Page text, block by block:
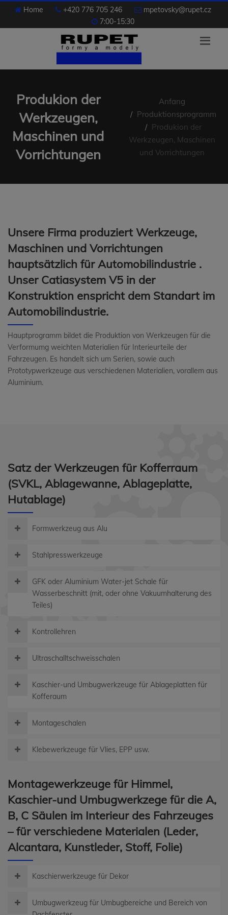
Home +420 776 705 246
mpetovsky@rupet.cz
7:00-15:30
Produkion der
Werkzeugen,
Maschinen und
Vorrichtungen
Anfang
Produktionsprogramm
Produkion der
Werkzeugen, Maschinen
und Vorrichtungen
Unsere Firma produziert Werkzeuge,
Maschinen und Vorrichtungen
hauptsätzlich für Automobilindustrie .
Unser Catiasystem V5 in der
Konstruktion enspricht dem Standart im
Automobilindustrie.
Hauptprogramm bildet die Produktion von Werkzeugen für die
Verformumg weichten Materialien für Interieurteile der
Fahrzeugen. Es handelt sich um Serien, sowie auch
Prototypwerkzeuge aus verschiedenen Materialien, vorallem aus
Aluminium.
Satz der Werkzeugen für Kofferraum
(SVKL, Ablagewanne, Ablageplatte,
Hutablage)
Formwerkzeug aus Alu
Stahlpresswerkzeuge
GFK oder Aluminium Water-jet Schale für
Wasserbeschnitt (mit, oder ohne Vakuumhalterung des
Teiles)
Kontrollehren
Ultraschalltschweisschalen
Kaschier-und Umbugwerkzeuge für Ablageplatten für
Kofferaum
Montageschalen
Klebewerkzeuge für Vlies, EPP usw.
Montagewerkzeuge für Himmel,
Kaschier-und Umbugwerkzege für die A,
B, C Säulen im Interieur des Fahrzeuges
– für verschiedene Materialen (Leder,
Alcantara, Kunstleder, Stoff, Folie)
Kaschierwerkzeuge für Dekor
Umbugwerkzeug für Umbugbereiche und Bereich von